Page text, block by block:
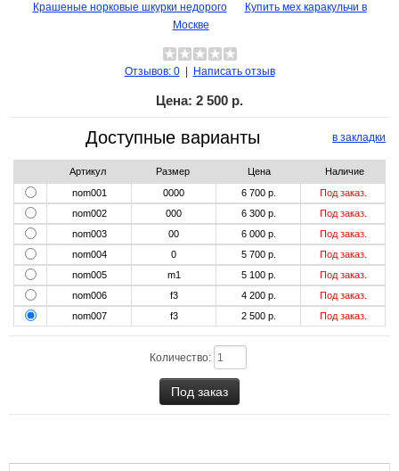
Крашеные норковые шкурки недорого
Купить мех каракульчи в
Москве
Отзывов: 0| Написать отзыв
Цена: 2 500 р.
в закладки
Доступные варианты
Артикул Размер Цена
Наличие
nom001
0000 6 700 р.
Под заказ.
nom002
000 6 300 р.
Под заказ.
nom003
00 6 000 р.
Под заказ.
nom004
0 5 700 р.
Под заказ.
nom005
m1 5 100 р.
Под заказ.
nom006
f3 4 200 р.
Под заказ.
nom007
f3 2 500 р. Под заказ.
Количество: